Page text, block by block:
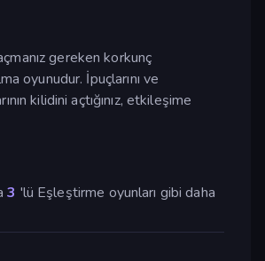
gereken korkunç
oyunudur. İpuçlarını ve
kilidini açtığınız, etkileşime
3 'lü Eşleştirme oyunları gibi daha